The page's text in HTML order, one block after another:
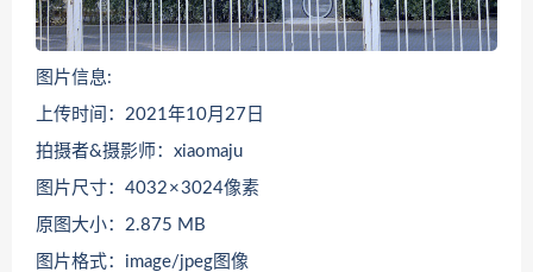
图片信息:
上传时间：2021年10月27日
拍摄者&摄影师：xiaomaju
图片尺寸：4032 × 3024像素
原图大小：2.875 MB
图片格式：image/jpeg图像